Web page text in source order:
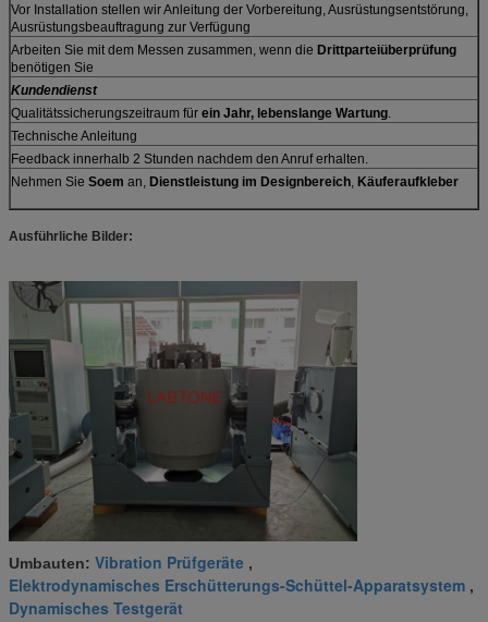
Vor Installation stellen wir Anleitung der Vorbereitung, Ausrüstungsentstörung,
Ausrüstungsbeauftragung zur Verfügung
Arbeiten Sie mit dem Messen zusammen, wenn die Drittparteiüberprüfung
benötigen Sie
Kundendienst
Qualitätssicherungszeitraum für ein Jahr, lebenslange Wartung.
Technische Anleitung
Feedback innerhalb 2 Stunden nachdem den Anruf erhalten.
Nehmen Sie Soem an, Dienstleistung im Designbereich, Käuferaufkleber
Ausführliche Bilder:
Umbauten: Vibration Prüfgeräte ,
Elektrodynamisches Erschütterungs-Schüttel-Apparatsystem ,
Dynamisches Testgerät